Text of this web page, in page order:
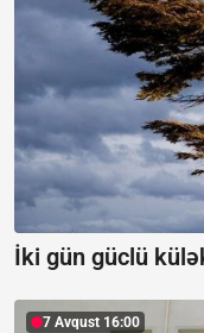
İki gün güclü
7 Avqust 16:00